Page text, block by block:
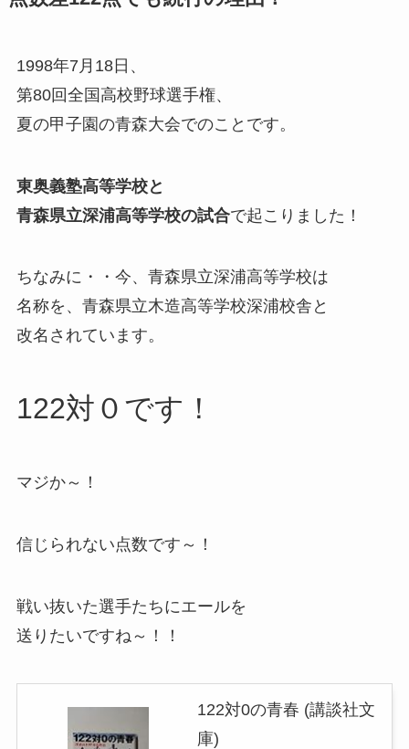
1998年7月18日、
第80回全国高校野球選手権、
夏の甲子園の青森大会でのことです。
東奥義塾高等学校と
青森県立深浦高等学校の試合で起こりました！
ちなみに・・今、青森県立深浦高等学校は
名称を、青森県立木造高等学校深浦校舎と
改名されています。
122対０です！
マジか～！
信じられない点数です～！
戦い抜いた選手たちにエールを
送りたいですね～！！
122対0の青春 (講談社文
庫)